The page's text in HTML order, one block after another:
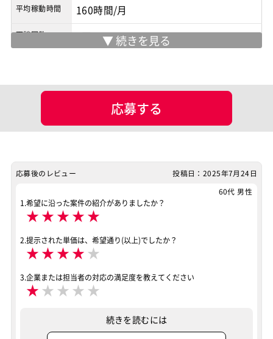
平均稼動時間 160時間/月
面談回数 2回
服装 私服可
マッチング設定
ポジション スマホアプリ開発（ネイティブ）
その他 服装自由
応募する
応募後のレビュー
投稿日：2025年7月24日
60代 男性
1.希望に沿った案件の紹介がありましたか？
★ ★ ★ ★ ★
2.提示された単価は、希望通り(以上)でしたか？
★ ★ ★ ★ ★
3.企業または担当者の対応の満足度を教えてください
★ ★ ★ ★ ★
続きを読むには